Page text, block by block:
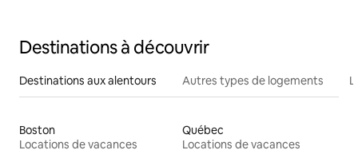
Destinations à découvrir
Destinations aux alentours Autres types de logements
Boston
Locations de vacances
Québec
Locations de vacances